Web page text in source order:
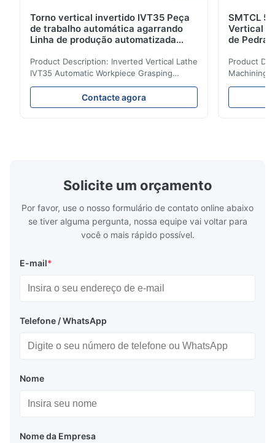
Torno vertical invertido IVT35 Peça
de trabalho automática agarrando
Linha de produção automatizada
Product Description: Inverted Vertical Lathe
IVT35 Automatic Workpiece Grasping
Automated Production Line CNC Lathe
IVT35 automated production line stands
out with standardized modular design and
layout, it integrates turning, drilling and
boring for multi-process machining. Ideal
Contacte agora
SMTCL 5
Vertical
de Pedra
Product
Machining
Mineral
for the
Solicite um orçamento
Por favor, use o nosso formulário de contato online abaixo
se tiver alguma pergunta, nossa equipe vai voltar para
você o mais rápido possível.
E-mail*
Telefone / WhatsApp
Nome
Nome da Empresa